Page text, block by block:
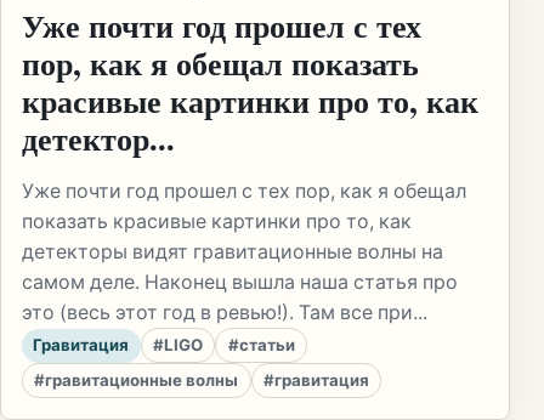
Уже почти год прошел с тех
пор, как я обещал показать
красивые картинки про то, как
детектор...
Уже почти год прошел с тех пор, как я обещал
показать красивые картинки про то, как
детекторы видят гравитационные волны на
самом деле. Наконец вышла наша статья про
это (весь этот год в ревью!). Там все при...
Гравитация #LIGO
#статьи
#гравитационные волны
#гравитация